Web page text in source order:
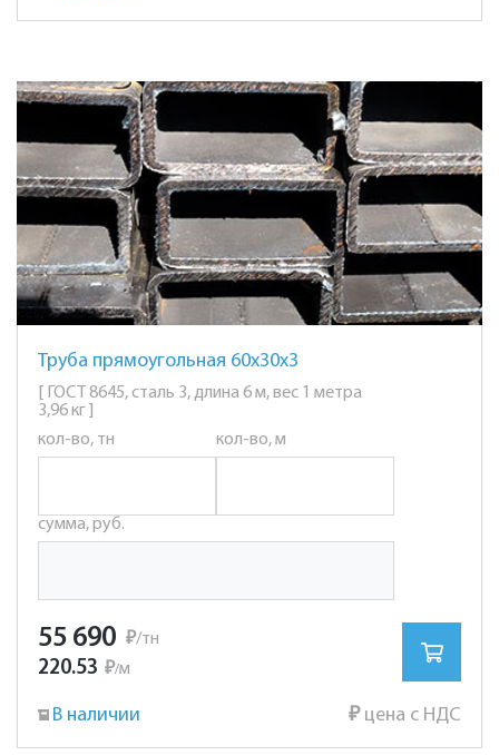
Труба прямоугольная 60х30х3
[ ГОСТ 8645, сталь 3, длина 6 м, вес 1 метра
3,96 кг ]
кол-во, тн
кол-во, м
сумма, руб.
55 690 ₽/тн
220.53 ₽/м
В наличии ₽цена с НДС